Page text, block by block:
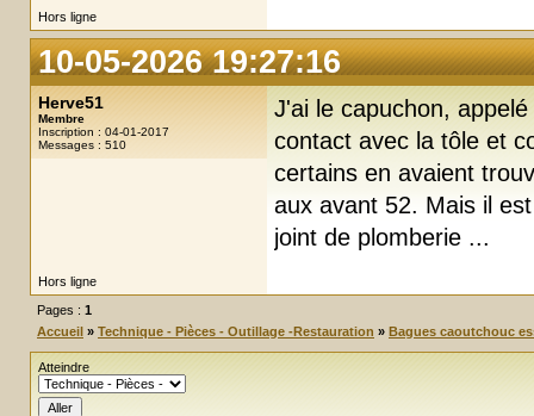
Hors ligne
10-05-2026 19:27:16
Herve51
Membre
Inscription : 04-01-2017
Messages : 510
J'ai le capuchon,
contact avec la tôle et
certains en avaient
aux avant 52. Mais il
joint de plomberie ...
Hors ligne
Pages : 1
Accueil » Technique - Pièces - Outillage -Restauration » Bagues caoutchouc
Atteindre